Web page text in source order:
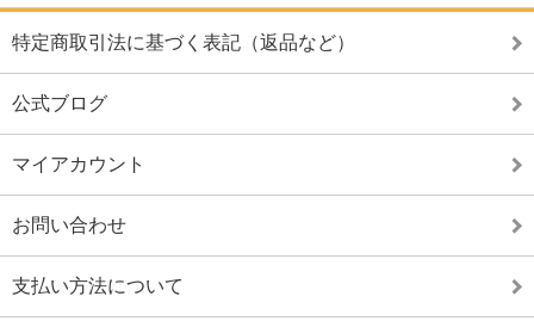
特定商取引法に基づく表記（返品など）
公式ブログ
マイアカウント
お問い合わせ
支払い方法について